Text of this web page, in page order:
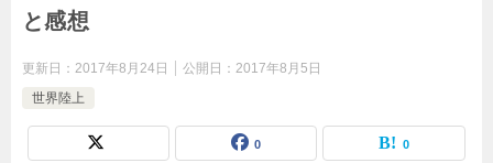
と感想
更新日： 2017年8月24日 公開日： 2017年8月5日
世界陸上
0 0